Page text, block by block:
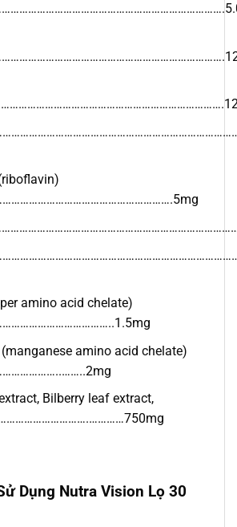
amino acid chelate)
amino acid chelate)
Bilberry leaf extract,
Dụng Nutra Vision Lọ 30